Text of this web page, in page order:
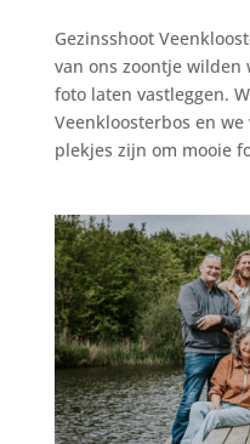
Gezinsshoot
van ons zoontje wilden
foto laten vastleggen.
Veenkloosterbos en
plekjes zijn om mooie